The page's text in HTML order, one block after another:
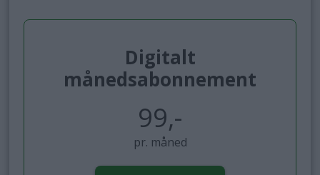
Digitalt
månedsabonnement
99,-
pr. måned